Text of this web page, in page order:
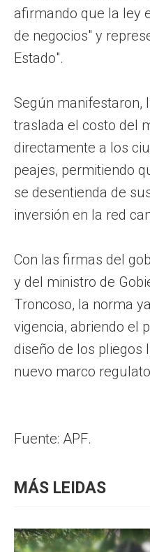
afirmando que la ley
de negocios" y
Estado".
Según manifestaron,
traslada el costo del
directamente a los
peajes, permitiendo
se desentienda de
inversión en la red
Con las firmas del
y del ministro de
Troncoso, la norma
vigencia, abriendo el
diseño de los pliegos
nuevo marco
Fuente: APF.
MÁS LEIDAS